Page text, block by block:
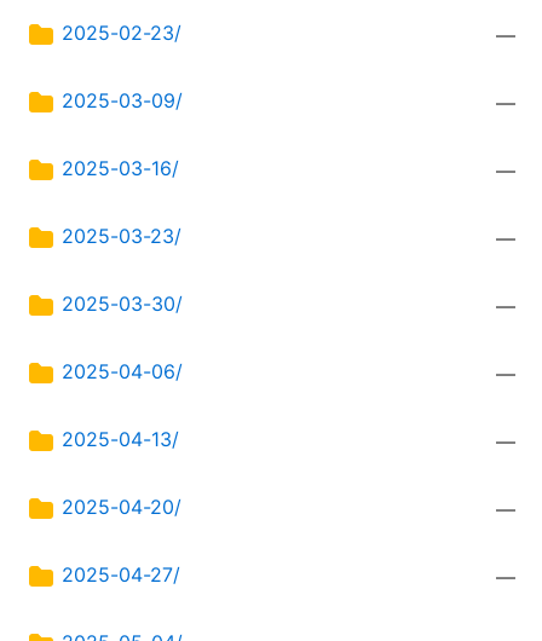
2025-02-23/ —
2025-03-09/ —
2025-03-16/ —
2025-03-23/ —
2025-03-30/ —
2025-04-06/ —
2025-04-13/ —
2025-04-20/ —
2025-04-27/ —